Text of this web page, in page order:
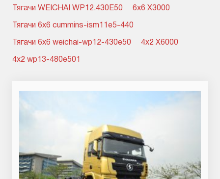
Тягачи WEICHAI WP12.430E50 6x6 X3000
Тягачи 6x6 cummins-ism11e5-440
Тягачи 6x6 weichai-wp12-430e50 4x2 X6000
4x2 wp13-480e501